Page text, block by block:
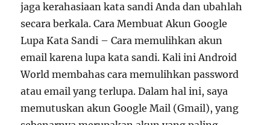
jaga kerahasiaan kata sandi Anda dan ubahlah
secara berkala. Cara Membuat Akun Google
Lupa Kata Sandi – Cara memulihkan akun
email karena lupa kata sandi. Kali ini Android
World membahas cara memulihkan password
atau email yang terlupa. Dalam hal ini, saya
memutuskan akun Google Mail (Gmail), yang